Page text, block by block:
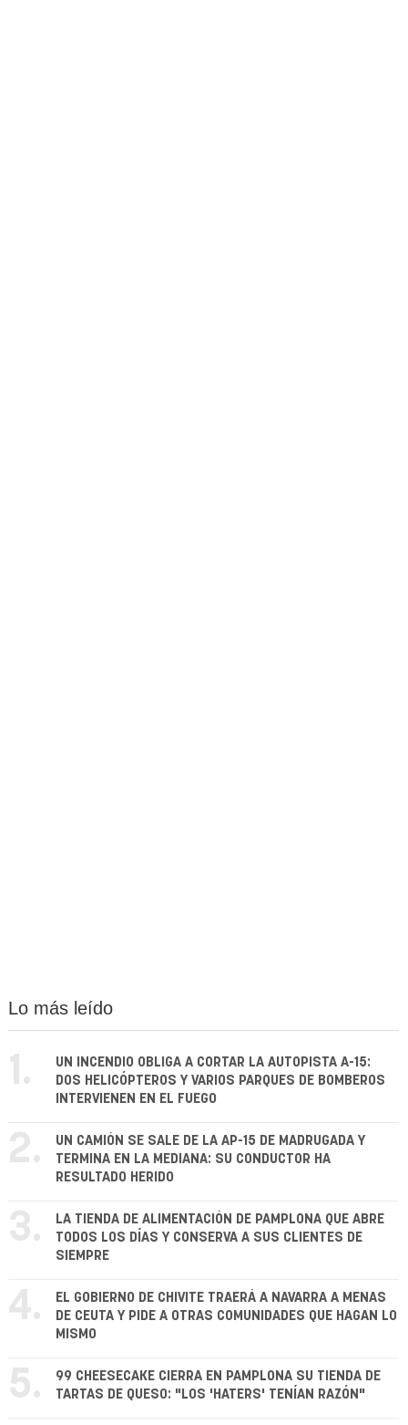
Lo más leído
1.
UN INCENDIO OBLIGA A CORTAR LA AUTOPISTA A-15:
DOS HELICÓPTEROS Y VARIOS PARQUES DE BOMBEROS
INTERVIENEN EN EL FUEGO
2.
UN CAMIÓN SE SALE DE LA AP-15 DE MADRUGADA Y
TERMINA EN LA MEDIANA: SU CONDUCTOR HA
RESULTADO HERIDO
3.
LA TIENDA DE ALIMENTACIÓN DE PAMPLONA QUE ABRE
TODOS LOS DÍAS Y CONSERVA A SUS CLIENTES DE
SIEMPRE
4.
EL GOBIERNO DE CHIVITE TRAERÁ A NAVARRA A MENAS
DE CEUTA Y PIDE A OTRAS COMUNIDADES QUE HAGAN LO
MISMO
5.
99 CHEESECAKE CIERRA EN PAMPLONA SU TIENDA DE
TARTAS DE QUESO: "LOS 'HATERS' TENÍAN RAZÓN"